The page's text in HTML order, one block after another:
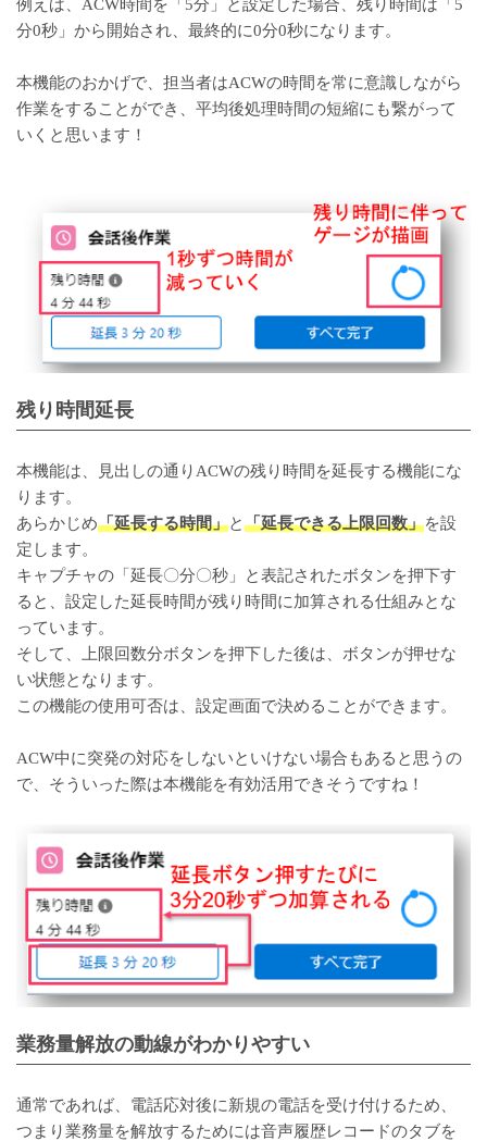
例えば、ACW時間を「5分」と設定した場合、残り時間は「5
分0秒」から開始され、最終的に0分0秒になります。
本機能のおかげで、担当者はACWの時間を常に意識しながら
作業をすることができ、平均後処理時間の短縮にも繋がって
いくと思います！
残り時間延長
本機能は、見出しの通りACWの残り時間を延長する機能にな
ります。
あらかじめ「延長する時間」と「延長できる上限回数」を設
定します。
キャプチャの「延長〇分〇秒」と表記されたボタンを押下す
ると、設定した延長時間が残り時間に加算される仕組みとな
っています。
そして、上限回数分ボタンを押下した後は、ボタンが押せな
い状態となります。
この機能の使用可否は、設定画面で決めることができます。
ACW中に突発の対応をしないといけない場合もあると思うの
で、そういった際は本機能を有効活用できそうですね！
業務量解放の動線がわかりやすい
通常であれば、電話応対後に新規の電話を受け付けるため、
つまり業務量を解放するためには音声履歴レコードのタブを